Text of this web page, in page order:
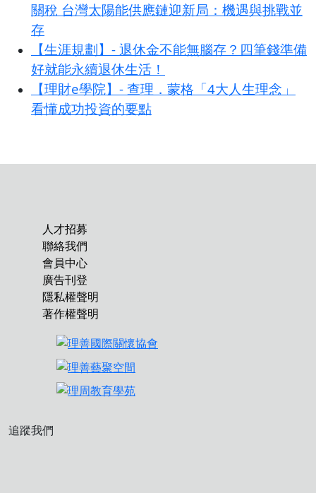
關稅 台灣太陽能供應鏈迎新局：機遇與挑戰並
存
【生涯規劃】- 退休金不能無腦存？四筆錢準備
好就能永續退休生活！
【理財e學院】- 查理．蒙格「4大人生理念」
看懂成功投資的要點
人才招募
聯絡我們
會員中心
廣告刊登
隱私權聲明
著作權聲明
追蹤我們